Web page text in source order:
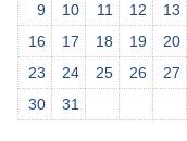
9
10 11 12 13
16
17 18 19 20
23
24 25 26 27
30
31